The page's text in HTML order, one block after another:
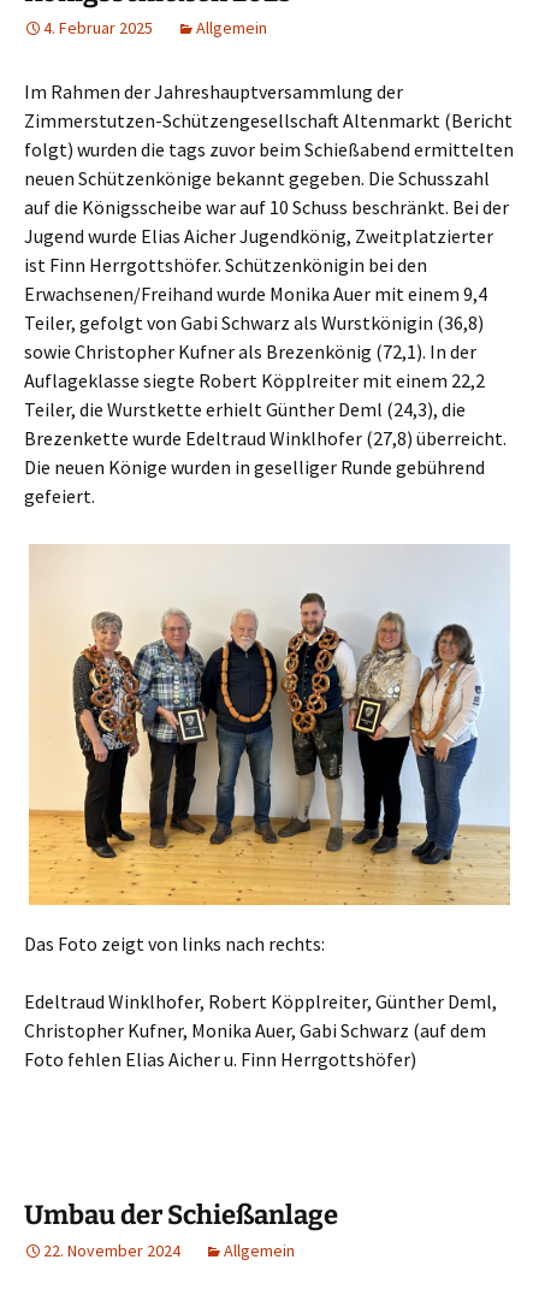
4. Februar 2025 Allgemein
Im Rahmen der Jahreshauptversammlung der
Zimmerstutzen-Schützengesellschaft Altenmarkt (Bericht
folgt) wurden die tags zuvor beim Schießabend ermittelten
neuen Schützenkönige bekannt gegeben. Die Schusszahl
auf die Königsscheibe war auf 10 Schuss beschränkt. Bei der
Jugend wurde Elias Aicher Jugendkönig, Zweitplatzierter
ist Finn Herrgottshöfer. Schützenkönigin bei den
Erwachsenen/Freihand wurde Monika Auer mit einem 9,4
Teiler, gefolgt von Gabi Schwarz als Wurstkönigin (36,8)
sowie Christopher Kufner als Brezenkönig (72,1). In der
Auflageklasse siegte Robert Köpplreiter mit einem 22,2
Teiler, die Wurstkette erhielt Günther Deml (24,3), die
Brezenkette wurde Edeltraud Winklhofer (27,8) überreicht.
Die neuen Könige wurden in geselliger Runde gebührend
gefeiert.
Das Foto zeigt von links nach rechts:
Edeltraud Winklhofer, Robert Köpplreiter, Günther Deml,
Christopher Kufner, Monika Auer, Gabi Schwarz (auf dem
Foto fehlen Elias Aicher u. Finn Herrgottshöfer)
Umbau der Schießanlage
22. November 2024 Allgemein